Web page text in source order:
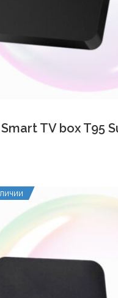
Smart TV box T95